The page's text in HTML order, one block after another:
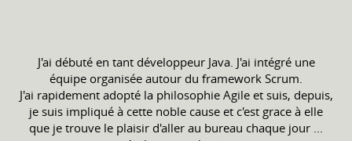
J'ai débuté en tant développeur Java. J'ai intégré une
équipe organisée autour du framework Scrum.
J'ai rapidement adopté la philosophie Agile et suis, depuis,
je suis impliqué à cette noble cause et c'est grace à elle
que je trouve le plaisir d'aller au bureau chaque jour ...